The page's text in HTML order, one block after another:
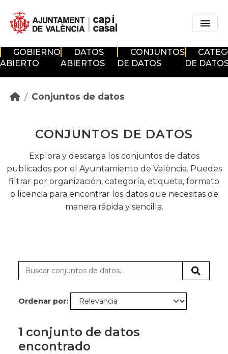
GOBIERNO
ABIERTO
DATOS
ABIERTOS
CONJUNTOS
DE DATOS
DE
Conjuntos de datos
CONJUNTOS DE DATOS
Explora y descarga los conjuntos de datos
publicados por el Ayuntamiento de València. Puedes
filtrar por organización, categoría, etiqueta, formato
o licencia para encontrar los datos que necesitas de
manera rápida y sencilla.
Ordenar por
1 conjunto de datos
encontrado